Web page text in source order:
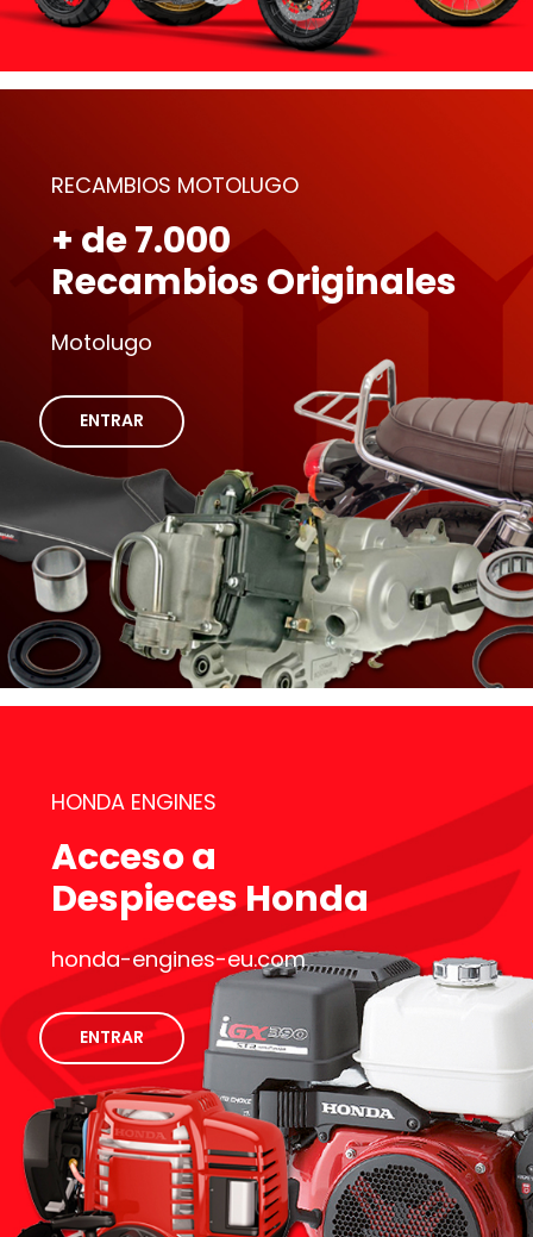
RECAMBIOS MOTOLUGO
+ de 7.000
Recambios Originales
Motolugo
ENTRAR
HONDA ENGINES
Acceso a
Despieces Honda
honda-engines-eu.com
ENTRAR